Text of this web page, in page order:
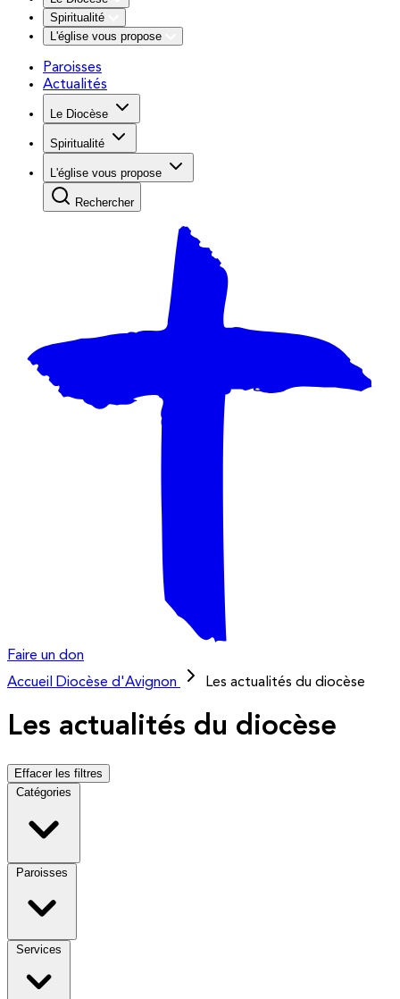
Spiritualité
L'église vous propose
Paroisses
Actualités
Le Diocèse
Spiritualité
L'église vous propose
Rechercher
Faire un don
Accueil
Diocèse d'Avignon Les actualités du diocèse
Les actualités du diocèse
Effacer les filtres
Catégories
Paroisses
Services